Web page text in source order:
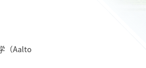
（Aalto